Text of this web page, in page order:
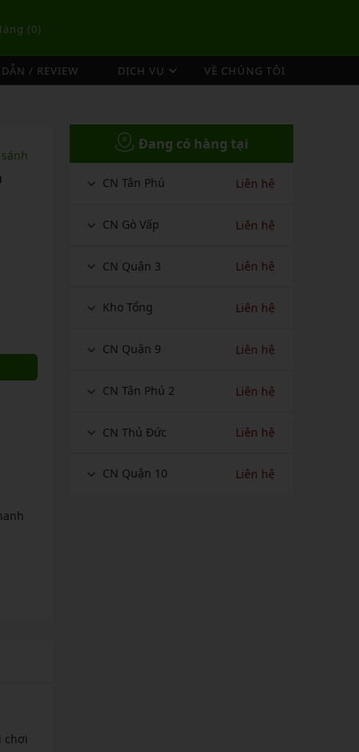
(0)
Túi Cầu Lông Lining
Túi Cầu Lông Victor
Túi Cầu Lông Apavi
MÁY ĐAN
Phụ Kiện Máy Đan
/ REVIEW
DỊCH VỤ
DỊCH VỤ THU MUA VỢT CŨ
VỀ CHÚNG TÔI
chơi
Đang có hàng tại
CN Tân Phú Liên hệ
CN Gò Vấp Liên hệ
CN Quận 3 Liên hệ
Kho Tổng Liên hệ
CN Quận 9 Liên hệ
CN Tân Phú 2 Liên hệ
CN Thủ Đức Liên hệ
CN Quận 10 Liên hệ